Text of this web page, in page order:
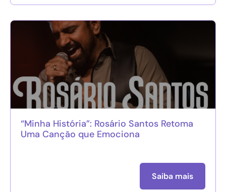
“Minha História”: Rosário Santos Retoma
Uma Canção que Emociona
Saiba mais